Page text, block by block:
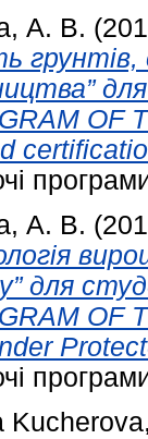
А. В.
OF
А. В.
для
OF